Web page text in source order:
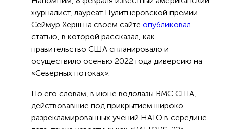
журналист, лауреат Пулитцеровской премии
Сеймур Херш на своем сайте опубликовал
статью, в которой рассказал, как
правительство США спланировало и
осуществило осенью 2022 года диверсию на
«Северных потоках».
По его словам, в июне водолазы ВМС США,
действовавшие под прикрытием широко
разрекламированных учений НАТО в середине